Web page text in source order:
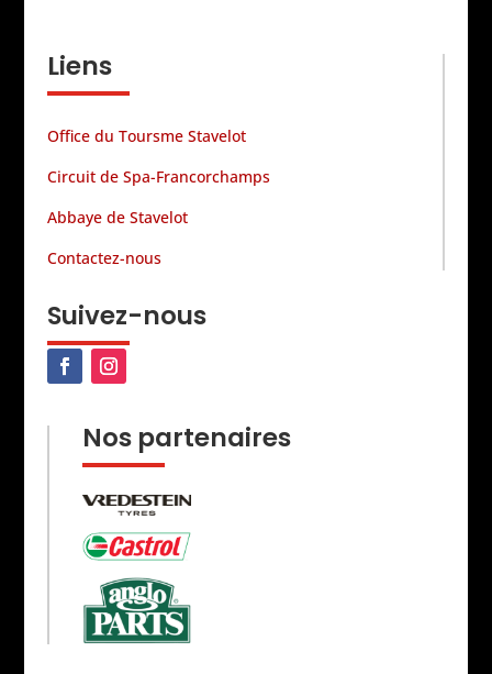
Liens
Office du Toursme Stavelot
Circuit de Spa-Francorchamps
Abbaye de Stavelot
Contactez-nous
Suivez-nous
Nos partenaires